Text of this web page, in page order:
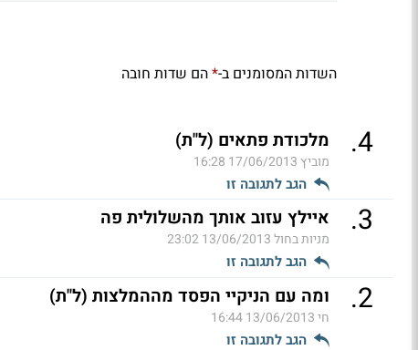
השדות המסומנים ב-*הם שדות חובה
4
. מלכודת פתאים (ל"ת)
מוביץ 17/06/2013 16:28
הגב לתגובה זו
3
. איילץ עזוב אותך מהשלולית פה
מניות בחול13/06/2013 23:02
הגב לתגובה זו
2
. ומה עם הניקיי הפסד מההמלצות (ל"ת)
חי13/06/2013 16:44
הגב לתגובה זו